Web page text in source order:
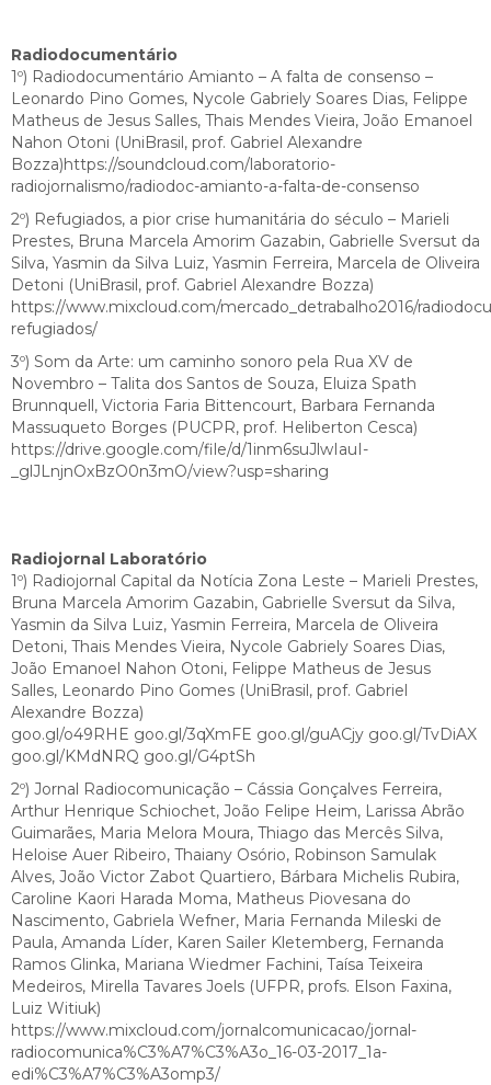
Radiodocumentário
1º) Radiodocumentário Amianto – A falta de consenso –
Leonardo Pino Gomes, Nycole Gabriely Soares Dias, Felippe
Matheus de Jesus Salles, Thais Mendes Vieira, João Emanoel
Nahon Otoni (UniBrasil, prof. Gabriel Alexandre
Bozza)https://soundcloud.com/laboratorio-
radiojornalismo/radiodoc-amianto-a-falta-de-consenso
2º) Refugiados, a pior crise humanitária do século – Marieli
Prestes, Bruna Marcela Amorim Gazabin, Gabrielle Sversut da
Silva, Yasmin da Silva Luiz, Yasmin Ferreira, Marcela de Oliveira
Detoni (UniBrasil, prof. Gabriel Alexandre Bozza)
https://www.mixcloud.com/mercado_detrabalho2016/
refugiados/
3º) Som da Arte: um caminho sonoro pela Rua XV de
Novembro – Talita dos Santos de Souza, Eluiza Spath
Brunnquell, Victoria Faria Bittencourt, Barbara Fernanda
Massuqueto Borges (PUCPR, prof. Heliberton Cesca)
https://drive.google.com/file/d/1inm6suJlwIauI-
_glJLnjnOxBzO0n3mO/view?usp=sharing
Radiojornal Laboratório
1º) Radiojornal Capital da Notícia Zona Leste – Marieli Prestes,
Bruna Marcela Amorim Gazabin, Gabrielle Sversut da Silva,
Yasmin da Silva Luiz, Yasmin Ferreira, Marcela de Oliveira
Detoni, Thais Mendes Vieira, Nycole Gabriely Soares Dias,
João Emanoel Nahon Otoni, Felippe Matheus de Jesus
Salles, Leonardo Pino Gomes (UniBrasil, prof. Gabriel
Alexandre Bozza)
goo.gl/o49RHE goo.gl/3qXmFE goo.gl/guACjy goo.gl/TvDiAX
goo.gl/KMdNRQ goo.gl/G4ptSh
2º) Jornal Radiocomunicação – Cássia Gonçalves Ferreira,
Arthur Henrique Schiochet, João Felipe Heim, Larissa Abrão
Guimarães, Maria Melora Moura, Thiago das Mercês Silva,
Heloise Auer Ribeiro, Thaiany Osório, Robinson Samulak
Alves, João Victor Zabot Quartiero, Bárbara Michelis Rubira,
Caroline Kaori Harada Moma, Matheus Piovesana do
Nascimento, Gabriela Wefner, Maria Fernanda Mileski de
Paula, Amanda Líder, Karen Sailer Kletemberg, Fernanda
Ramos Glinka, Mariana Wiedmer Fachini, Taísa Teixeira
Medeiros, Mirella Tavares Joels (UFPR, profs. Elson Faxina,
Luiz Witiuk)
https://www.mixcloud.com/jornalcomunicacao/jornal-
radiocomunica%C3%A7%C3%A3o_16-03-2017_1a-
edi%C3%A7%C3%A3omp3/